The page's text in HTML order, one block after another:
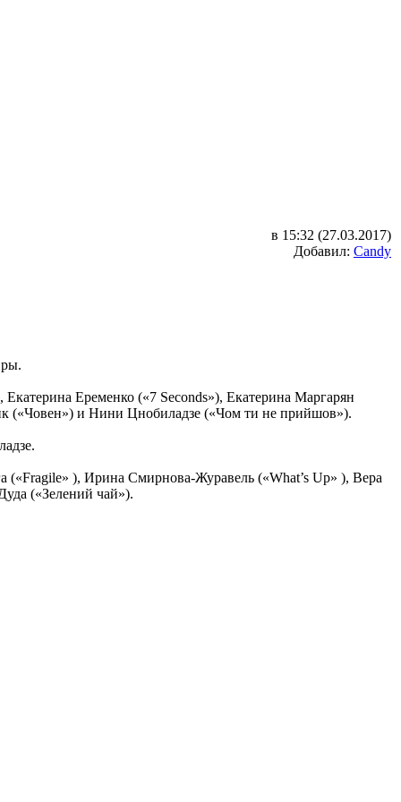
в 15:32 (27.03.2017)
Добавил: Candy
Еременко («7 Seconds»), Екатерина Маргарян
(«Човен») и Нини Цнобиладзе («Чом ти не прийшов»).
), Ирина Смирнова-Журавель («What’s Up» ), Вера
(«Зелений чай»).